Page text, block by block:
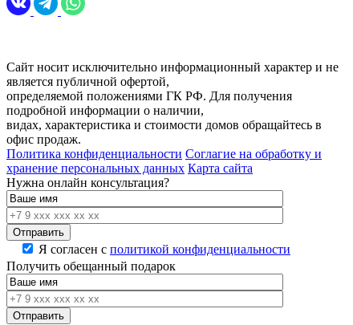
Сайт носит исключительно информационный характер и не
является публичной офертой,
определяемой положениями ГК РФ. Для получения
подробной информации о наличии,
видах, характеристика и стоимости домов обращайтесь в
офис продаж.
Политика конфиденциальности Соглагие на обработку и
хранение персональных данных Карта сайта
Нужна онлайн консультация?
Я согласен с политикой конфиденциальности
Получить обещанный подарок